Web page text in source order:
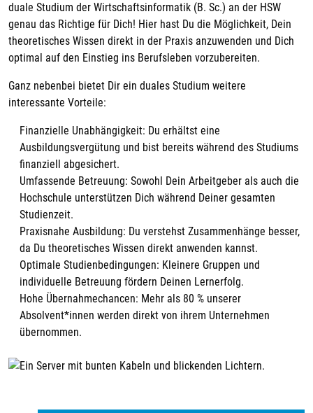
duale Studium der Wirtschaftsinformatik (B. Sc.) an der HSW
genau das Richtige für Dich! Hier hast Du die Möglichkeit, Dein
theoretisches Wissen direkt in der Praxis anzuwenden und Dich
optimal auf den Einstieg ins Berufsleben vorzubereiten.
Ganz nebenbei bietet Dir ein duales Studium weitere
interessante Vorteile:
Finanzielle Unabhängigkeit: Du erhältst eine
Ausbildungsvergütung und bist bereits während des Studiums
finanziell abgesichert.
Umfassende Betreuung: Sowohl Dein Arbeitgeber als auch die
Hochschule unterstützen Dich während Deiner gesamten
Studienzeit.
Praxisnahe Ausbildung: Du verstehst Zusammenhänge besser,
da Du theoretisches Wissen direkt anwenden kannst.
Optimale Studienbedingungen: Kleinere Gruppen und
individuelle Betreuung fördern Deinen Lernerfolg.
Hohe Übernahmechancen: Mehr als 80 % unserer
Absolvent*innen werden direkt von ihrem Unternehmen
übernommen.